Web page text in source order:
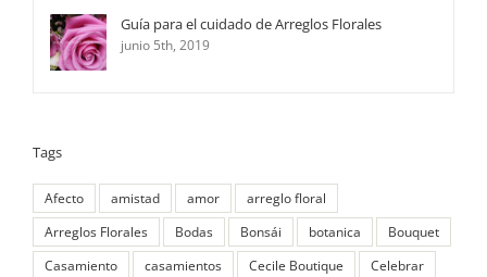
Guía para el cuidado de Arreglos Florales
junio 5th, 2019
Tags
Afecto amistad amor
arreglo floral
Arreglos Florales
Bodas Bonsái botanica
Bouquet
Casamiento
casamientos Cecile Boutique
Celebrar